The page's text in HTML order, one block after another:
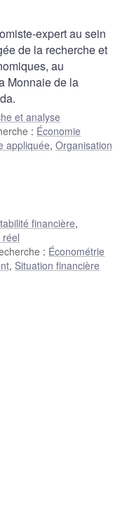
expert au sein
de la recherche et
au
Monnaie de la
et analyse
: Économie
appliquée, Organisation
financière,
: Économétrie
, Situation financière